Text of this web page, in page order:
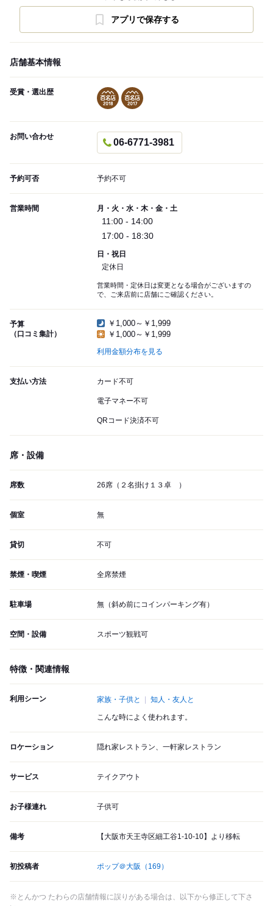
アプリで保存する
店舗基本情報
受賞・選出歴
お問い合わせ
06-6771-3981
予約可否 予約不可
営業時間 月・火・水・木・金・土
11:00 - 14:00
17:00 - 18:30
日・祝日
定休日
営業時間・定休日は変更となる場合がございますの
で、ご来店前に店舗にご確認ください。
予算
（口コミ集計）
￥1,000～￥1,999
￥1,000～￥1,999
利用金額分布を見る
支払い方法 カード不可
電子マネー不可
QRコード決済不可
席・設備
席数 26席（２名掛け１３卓 ）
個室 無
貸切 不可
禁煙・喫煙 全席禁煙
駐車場 無（斜め前にコインパーキング有）
空間・設備 スポーツ観戦可
特徴・関連情報
利用シーン 家族・子供と 知人・友人と
こんな時によく使われます。
ロケーション 隠れ家レストラン、一軒家レストラン
サービス テイクアウト
お子様連れ 子供可
備考 【大阪市天王寺区細工谷1-10-10】より移転
初投稿者 ポップ＠大阪 （169）
※とんかつ たわらの店舗情報に誤りがある場合は、以下から修正して下さ